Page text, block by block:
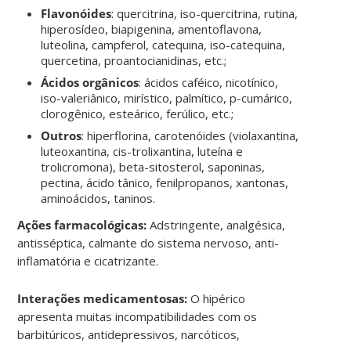
Flavonóides: quercitrina, iso-quercitrina, rutina,
hiperosídeo, biapigenina, amentoflavona,
luteolina, campferol, catequina, iso-catequina,
quercetina, proantocianidinas, etc.;
Ácidos orgânicos: ácidos caféico, nicotínico,
iso-valeriânico, mirístico, palmítico, p-cumárico,
clorogênico, esteárico, ferúlico, etc.;
Outros: hiperflorina, carotenóides (violaxantina,
luteoxantina, cis-trolixantina, luteína e
trolicromona), beta-sitosterol, saponinas,
pectina, ácido tânico, fenilpropanos, xantonas,
aminoácidos, taninos.
Ações farmacológicas: Adstringente, analgésica,
antisséptica, calmante do sistema nervoso, anti-
inflamatória e cicatrizante.
Interações medicamentosas: O hipérico
apresenta muitas incompatibilidades com os
barbitúricos, antidepressivos, narcóticos,